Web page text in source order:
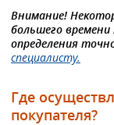
Внимание!
большего
определения
специалисту.
Где
покупателя?